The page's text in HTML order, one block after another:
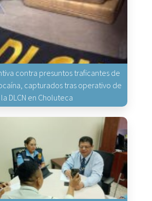
contra presuntos traficantes de
capturados tras operativo de
la DLCN en Choluteca